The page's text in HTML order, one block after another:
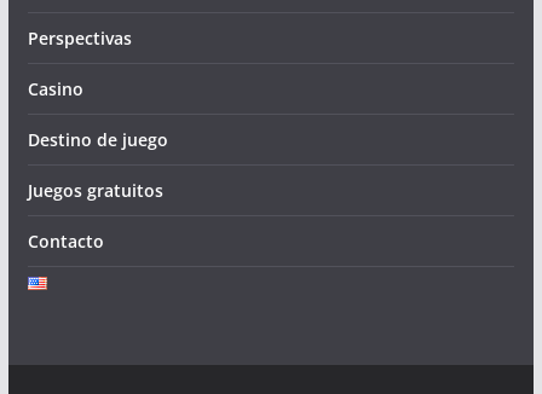
Perspectivas
Casino
Destino de juego
Juegos gratuitos
Contacto